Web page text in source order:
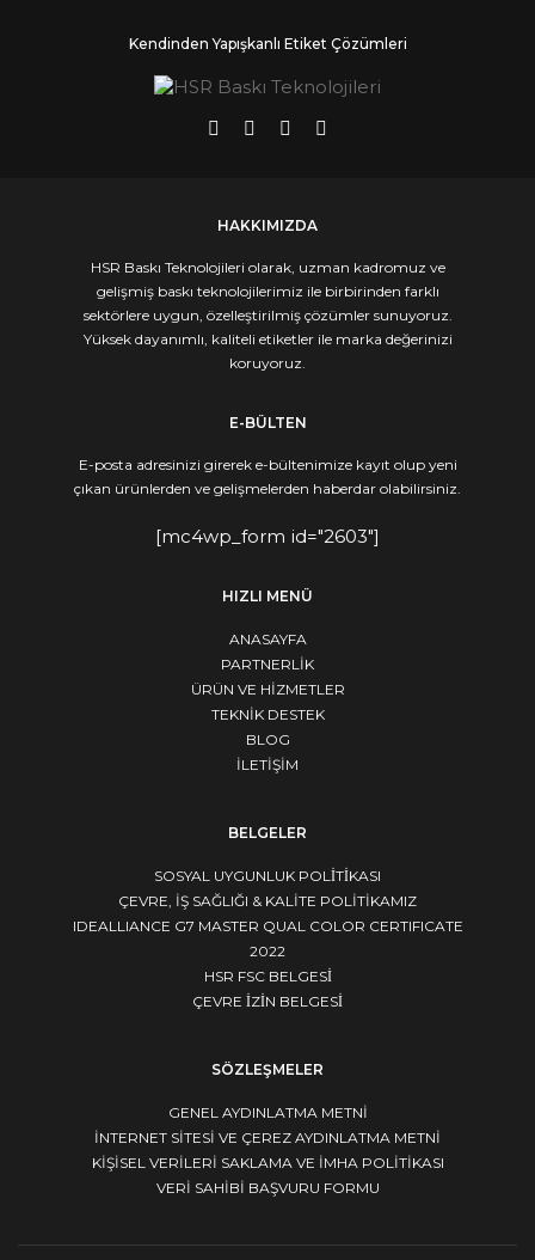
Kendinden Yapışkanlı Etiket Çözümleri
HAKKIMIZDA
HSR Baskı Teknolojileri olarak, uzman kadromuz ve
gelişmiş baskı teknolojilerimiz ile birbirinden farklı
sektörlere uygun, özelleştirilmiş çözümler sunuyoruz.
Yüksek dayanımlı, kaliteli etiketler ile marka değerinizi
koruyoruz.
E-BÜLTEN
E-posta adresinizi girerek e-bültenimize kayıt olup yeni
çıkan ürünlerden ve gelişmelerden haberdar olabilirsiniz.
[mc4wp_form id="2603"]
HIZLI MENÜ
ANASAYFA
PARTNERLİK
ÜRÜN VE HİZMETLER
TEKNİK DESTEK
BLOG
İLETİŞİM
BELGELER
SOSYAL UYGUNLUK POLİTİKASI
ÇEVRE, İŞ SAĞLIĞI & KALİTE POLİTİKAMIZ
IDEALLIANCE G7 MASTER QUAL COLOR CERTIFICATE
2022
HSR FSC BELGESİ
ÇEVRE İZİN BELGESİ
SÖZLEŞMELER
GENEL AYDINLATMA METNI
İNTERNET SITESI VE ÇEREZ AYDINLATMA METNI
KIŞISEL VERILERI SAKLAMA VE İMHA POLITIKASI
VERI SAHIBI BAŞVURU FORMU